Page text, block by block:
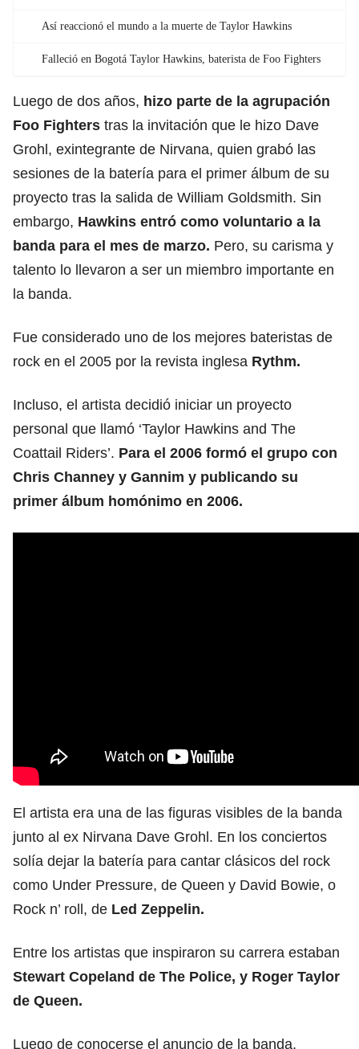
Así reaccionó el mundo a la muerte de Taylor Hawkins
Falleció en Bogotá Taylor Hawkins, baterista de Foo Fighters
Luego de dos años, hizo parte de la agrupación
Foo Fighters tras la invitación que le hizo Dave
Grohl, exintegrante de Nirvana, quien grabó las
sesiones de la batería para el primer álbum de su
proyecto tras la salida de William Goldsmith. Sin
embargo, Hawkins entró como voluntario a la
banda para el mes de marzo. Pero, su carisma y
talento lo llevaron a ser un miembro importante en
la banda.
Fue considerado uno de los mejores bateristas de
rock en el 2005 por la revista inglesa Rythm.
Incluso, el artista decidió iniciar un proyecto
personal que llamó ‘Taylor Hawkins and The
Coattail Riders’. Para el 2006 formó el grupo con
Chris Channey y Gannim y publicando su
primer álbum homónimo en 2006.
El artista era una de las figuras visibles de la banda
junto al ex Nirvana Dave Grohl. En los conciertos
solía dejar la batería para cantar clásicos del rock
como Under Pressure, de Queen y David Bowie, o
Rock n’ roll, de Led Zeppelin.
Entre los artistas que inspiraron su carrera estaban
Stewart Copeland de The Police, y Roger Taylor
de Queen.
Luego de conocerse el anuncio de la banda,